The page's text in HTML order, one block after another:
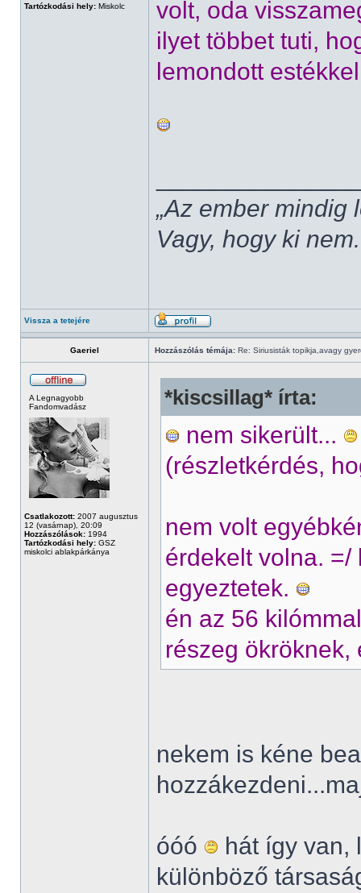
Tartózkodási hely: Miskolc
volt, oda
ilyet többet tuti,
lemondott
„Az ember mindig
Vagy, hogy ki
Vissza a tetejére
Gaeriel Hozzászólás témája: Re: Siriusisták topikja,avagy
A Legnagyobb
Fandomvadász
Csatlakozott: 2007 augusztus
12 (vasárnap), 20:09
Hozzászólások: 1994
Tartózkodási hely: GSZ
miskolci ablakpárkánya
*kiscsillag* írta:
nem sikerült...
(részletkérdés,
nem volt
érdekelt volna.
egyeztetek.
én az 56
részeg
nekem is kéne
óóó
hát így van,
különböző